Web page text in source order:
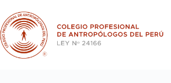
contenido